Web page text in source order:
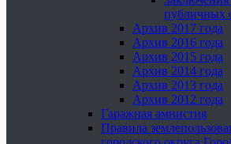
публичных
Архив 2017 года
Архив 2016 года
Архив 2015 года
Архив 2014 года
Архив 2013 года
Архив 2012 года
Гаражная амнистия
Правила